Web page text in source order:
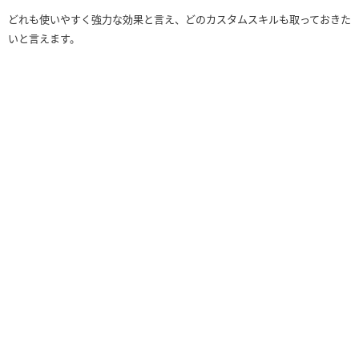
どれも使いやすく強力な効果と言え、どのカスタムスキルも取っておきた
いと言えます。